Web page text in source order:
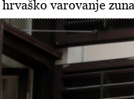
varovanje